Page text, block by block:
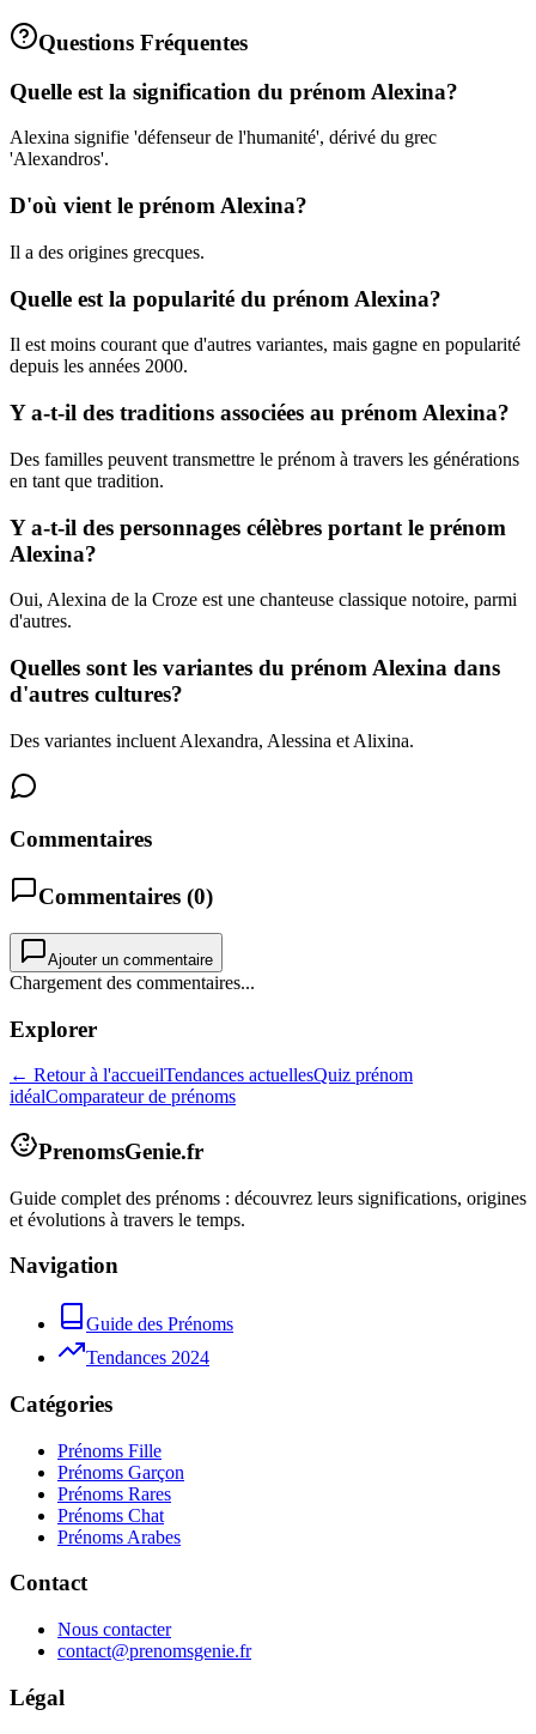
Questions Fréquentes
Quelle est la signification du prénom Alexina?
Alexina signifie 'défenseur de l'humanité', dérivé du grec
'Alexandros'.
D'où vient le prénom Alexina?
Il a des origines grecques.
Quelle est la popularité du prénom Alexina?
Il est moins courant que d'autres variantes, mais gagne en popularité
depuis les années 2000.
Y a-t-il des traditions associées au prénom Alexina?
Des familles peuvent transmettre le prénom à travers les générations
en tant que tradition.
Y a-t-il des personnages célèbres portant le prénom
Alexina?
Oui, Alexina de la Croze est une chanteuse classique notoire, parmi
d'autres.
Quelles sont les variantes du prénom Alexina dans
d'autres cultures?
Des variantes incluent Alexandra, Alessina et Alixina.
Commentaires
Commentaires (0)
Ajouter un commentaire
Chargement des commentaires...
Explorer
← Retour à l'accueilTendances actuellesQuiz prénom
idéalComparateur de prénoms
PrenomsGenie.fr
Guide complet des prénoms : découvrez leurs significations, origines
et évolutions à travers le temps.
Navigation
Guide des Prénoms
Tendances 2024
Catégories
Prénoms Fille
Prénoms Garçon
Prénoms Rares
Prénoms Chat
Prénoms Arabes
Contact
Nous contacter
contact@prenomsgenie.fr
Légal